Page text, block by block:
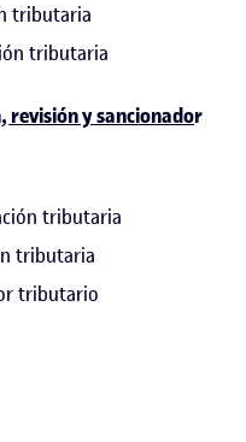
tributaria
tributaria
revisión y sancionador
tributaria
tributaria
tributario